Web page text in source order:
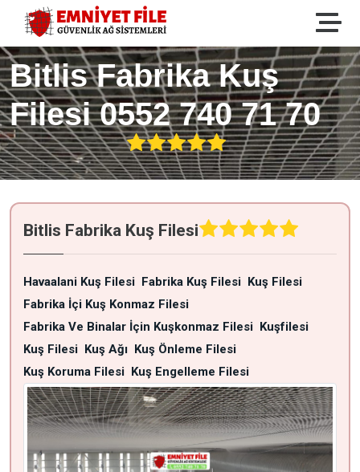
Bitlis Fabrika Kuş
Filesi 0552 740 71 70
Bitlis Fabrika Kuş Filesi
Havaalani Kuş Filesi Fabrika Kuş Filesi Kuş Filesi
Fabrika İçi Kuş Konmaz Filesi
Fabrika Ve Binalar İçin Kuşkonmaz Filesi Kuşfilesi
Kuş Filesi Kuş Ağı Kuş Önleme Filesi
Kuş Koruma Filesi Kuş Engelleme Filesi